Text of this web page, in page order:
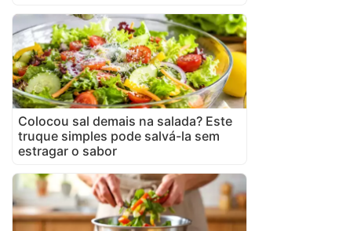
Colocou sal demais na salada? Este
truque simples pode salvá-la sem
estragar o sabor